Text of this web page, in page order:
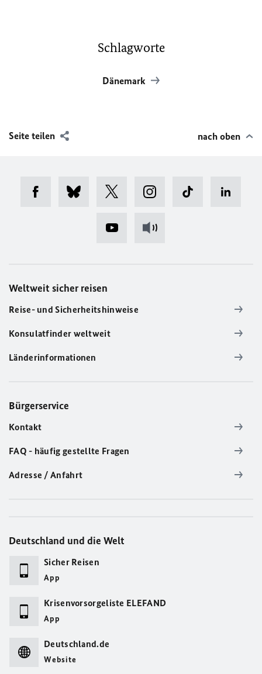
Schlagworte
Dänemark
Seite teilen nach oben
Weltweit sicher reisen
Reise- und Sicherheitshinweise
Konsulatfinder weltweit
Länderinformationen
Bürgerservice
Kontakt
FAQ - häufig gestellte Fragen
Adresse / Anfahrt
Deutschland und die Welt
Sicher Reisen
App
Krisenvorsorgeliste ELEFAND
App
Deutschland.de
Website